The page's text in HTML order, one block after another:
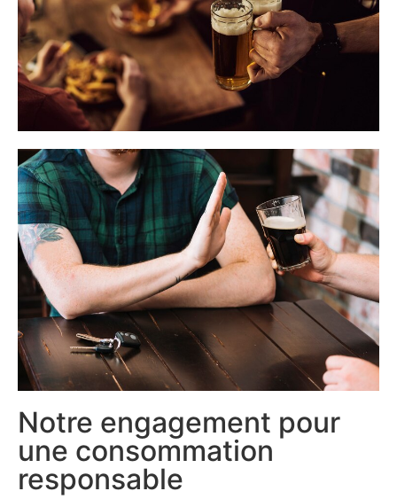
Notre engagement pour
une consommation
responsable